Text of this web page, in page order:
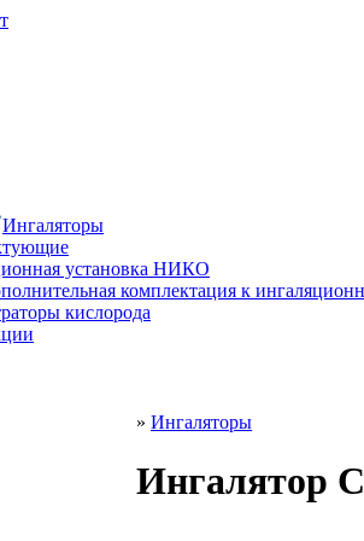
Ингаляторы
установка НИКО
комплектация к
кислорода
» Ингаляторы